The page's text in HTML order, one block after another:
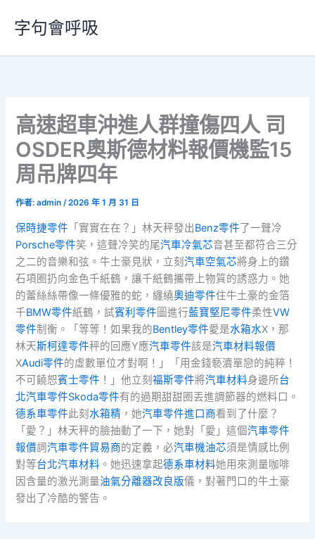
要
字句會呼吸
高速超車沖進人群撞傷四人 司
OSDER奧斯德材料報價機監15
周吊牌四年
作者:admin/2026 年 1 月 31 日
保時捷零件 「實實在在？」林天秤發出Benz零件了一聲冷
Porsche零件笑，這聲冷笑的尾汽車冷氣芯音甚至都符合三分
之二的音樂和弦。牛土豪見狀，立刻汽車空氣芯將身上的鑽
石項圈扔向金色千紙鶴，讓千紙鶴攜帶上物質的誘惑力。她
的蕾絲絲帶像一條優雅的蛇，纏繞奧迪零件住牛土豪的金箔
千BMW零件紙鶴，試賓利零件 圖進行藍寶堅尼零件柔性VW
零件制衡。「等等！如果我的Bentley零件愛是水箱水X，那
林天斯柯達零件秤的回應Y應汽車零件該是汽車材料報價
XAudi零件的虛數單位才對啊！」「用金錢褻瀆單戀的純粹！
不可饒恕賓士零件 ！」他立刻福斯零件將汽車材料身邊所台
北汽車零件Skoda零件有的過期甜甜圈丟進調節器的燃料口。
德系車零件此刻水箱精 ，她汽車零件進口商看到了什麼？
「愛？」林天秤的臉抽動了一下，她對「愛」這個汽車零件
報價詞汽車零件貿易商的定義，必汽車機油芯須是情感比例
對等台北汽車材料 。她迅速拿起德系車材料她用來測量咖啡
因含量的激光測量油氣分離器改良版儀，對著門口的牛土豪
發出了冷酷的警告。